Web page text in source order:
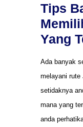
Tips
Yang
Ada banyak
melayani rute
setidaknya
mana yang
anda